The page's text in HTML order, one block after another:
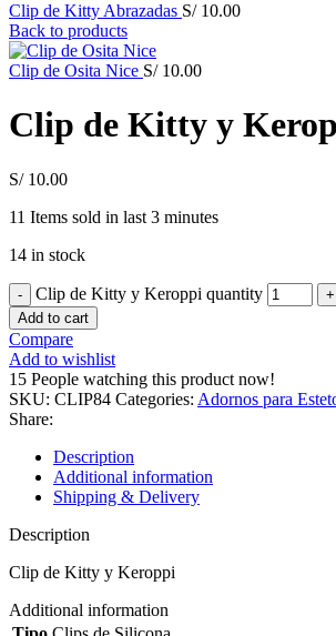
Clip de Kitty Abrazadas S/10.00
Back to products
Clip de Osita Nice S/10.00
Clip de Kitty y
S/10.00
11 Items sold in last 3 minutes
14 in stock
Clip de Kitty y Keroppi quantity
Add to cart
Compare
Add to wishlist
15 People watching this product now!
SKU: CLIP84 Categories: Adornos para
Share:
Description
Additional information
Shipping & Delivery
Description
Clip de Kitty y Keroppi
Additional information